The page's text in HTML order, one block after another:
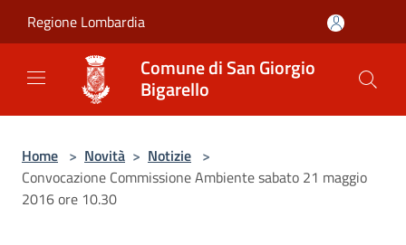
Regione Lombardia
Comune di San Giorgio
Bigarello
Home > Novità > Notizie >
Convocazione Commissione Ambiente sabato 21 maggio
2016 ore 10.30